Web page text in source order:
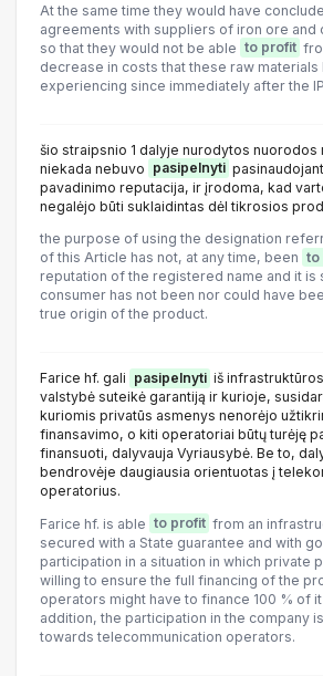
At the same time they would have
agreements with suppliers of iron ore and
so that they would not be able to profit
decrease in costs that these raw materials
experiencing since immediately after the
šio straipsnio 1 dalyje nurodytos nuorodos
niekada nebuvo pasipelnyti
pavadinimo reputacija, ir įrodoma, kad
negalėjo būti suklaidintas dėl tikrosios
the purpose of using the designation
of this Article has not, at any time, been to
reputation of the registered name and it is
consumer has not been nor could have
true origin of the product.
Farice hf. gali pasipelnyti iš
valstybė suteikė garantiją ir kurioje,
kuriomis privatūs asmenys nenorėjo
finansavimo, o kiti operatoriai būtų turėję
finansuoti, dalyvauja Vyriausybė. Be to,
bendrovėje daugiausia orientuotas į
operatorius.
Farice hf. is able to profit from an
secured with a State guarantee and with
participation in a situation in which private
willing to ensure the full financing of the
operators might have to finance 100 % of
addition, the participation in the company
towards telecommunication operators.